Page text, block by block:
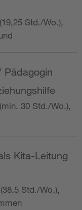
Std./Wo.),
Pädagogin
30 Std./Wo.),
Kita-Leitung
Std./Wo.),